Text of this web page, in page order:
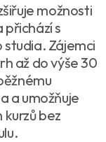
možnosti
přichází s
Zájemci
až do výše 30
a umožňuje
bez